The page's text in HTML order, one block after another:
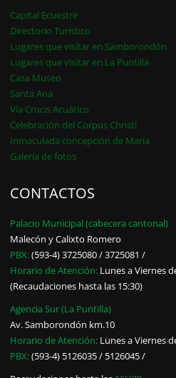
Capital Ecuestre
Directorio Turístico
Lugares que visitar en Samborondón
Lugares que visitar en La Puntilla
Casa Museo
Santa Ana
Vía Crucis Acuático
Celebración del Corpus Christi
Inmaculada concepción de María
Galería de fotos
CONTACTOS
Palacio Municipal (cabecera cantonal)
Malecón y Calixto Romero
PBX:(593-4) 3725080 / 3725081 /
Horario de Atención: Lunes a Viernes
(Recaudaciones hasta las 15:30)
Agencia Sur (La Puntilla)
Av. Samborondón km.10
Horario de Atención: Lunes a Viernes
PBX:(593-4) 5126035 / 5126045 /